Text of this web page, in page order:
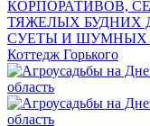
КОРПОРАТИВОВ,
ТЯЖЕЛЫХ БУДНИХ
СУЕТЫ И ШУМНЫХ
Коттедж Горького